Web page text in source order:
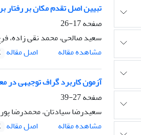
تبیین اصل تقدم مکان بر رفتار
صفحه17-26
سعید صالحی، محمد نقی زاده،
مشاهده مقاله
اصل مقاله
آزمون کاربرد گراف توجیهی در
صفحه27-39
سعیدرضا سیادتان، محمدرضا
مشاهده مقاله
اصل مقاله